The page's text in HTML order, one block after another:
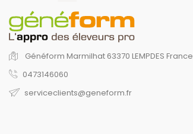
Généform Marmilhat 63370 LEMPDES France
0473146060
serviceclients@geneform.fr